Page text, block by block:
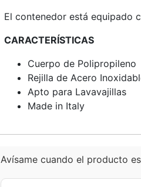
El contenedor está equipado
CARACTERÍSTICAS
Cuerpo de Polipropileno
Rejilla de Acero
Apto para Lavavajillas
Made in Italy
Avísame cuando el producto